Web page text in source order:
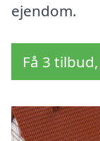
ejendom.
Få 3